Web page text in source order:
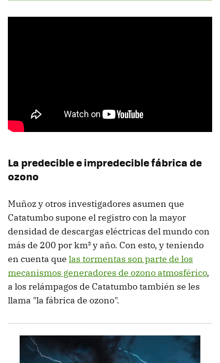
La predecible e impredecible fábrica de
ozono
Muñoz y otros investigadores asumen que
Catatumbo supone el registro con la mayor
densidad de descargas eléctricas del mundo con
más de 200 por km² y año. Con esto, y teniendo
en cuenta que las tormentas son parte de los
mecanismos generadores de ozono atmosférico,
a los relámpagos de Catatumbo también se les
llama "la fábrica de ozono".